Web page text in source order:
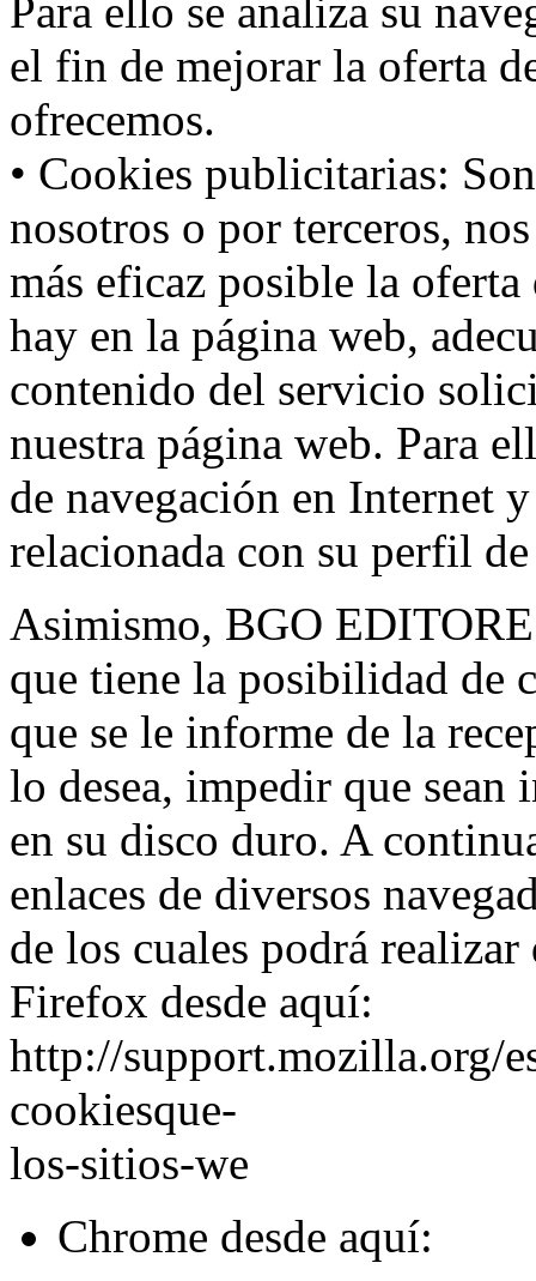
Para ello se analiza su
el fin de mejorar la oferta
ofrecemos.
• Cookies publicitarias:
nosotros o por terceros,
más eficaz posible la
hay en la página web,
contenido del servicio
nuestra página web. Para
de navegación en Internet
relacionada con su perfil
Asimismo, BGO
que tiene la posibilidad de
que se le informe de la
lo desea, impedir que sean
en su disco duro. A
enlaces de diversos
de los cuales podrá
Firefox desde aquí:
http://support.mozilla.org/
cookiesque-
los-sitios-we
Chrome desde aquí: